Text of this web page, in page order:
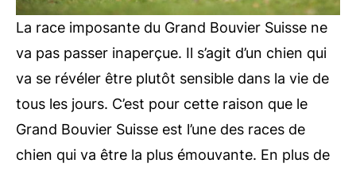
La race imposante du Grand Bouvier Suisse ne
va pas passer inaperçue. Il s’agit d’un chien qui
va se révéler être plutôt sensible dans la vie de
tous les jours. C’est pour cette raison que le
Grand Bouvier Suisse est l’une des races de
chien qui va être la plus émouvante. En plus de